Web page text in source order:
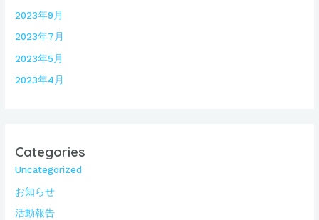
2023年9月
2023年7月
2023年5月
2023年4月
Categories
Uncategorized
お知らせ
活動報告